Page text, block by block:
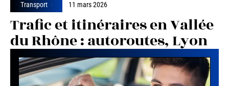
Transport 11 mars 2026
Trafic et itinéraires en Vallée
du Rhône : autoroutes, Lyon